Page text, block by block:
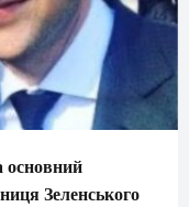
основний
Зеленського